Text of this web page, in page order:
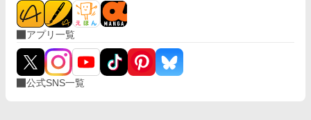
アプリ一覧
公式SNS一覧